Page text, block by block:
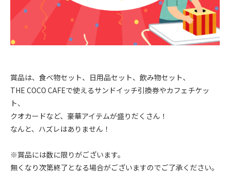
賞品は、食べ物セット、日用品セット、飲み物セット、
THE COCO CAFEで使えるサンドイッチ引換券やカフェチケッ
ト、
クオカードなど、豪華アイテムが盛りだくさん！
なんと、ハズレはありません！
※賞品には数に限りがございます。
無くなり次第終了となる場合がございますのでご了承ください。